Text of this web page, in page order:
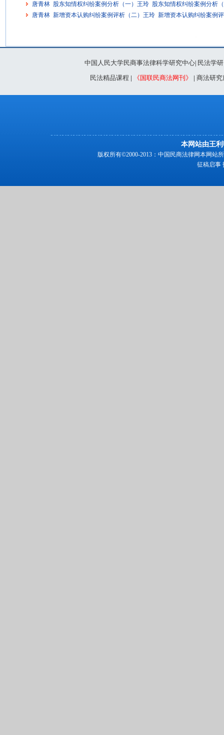
唐青林 股东知情权纠纷案例分析（一）王玲 股东知情权纠纷案例分析
唐青林 新增资本认购纠纷案例评析（二）王玲 新增资本认购纠纷案例
中国人民大学民商事法律科学研究中心| 民法学
民法精品课程 | 《国联民商法网刊》 | 商法研究
本网站由王
版权所有©2000-2013：中国民商法律网本网站
征稿启事